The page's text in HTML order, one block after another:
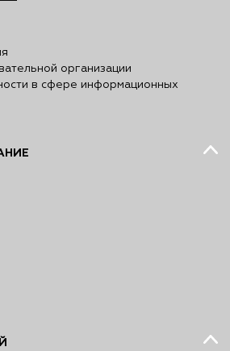
организации
в сфере информационных